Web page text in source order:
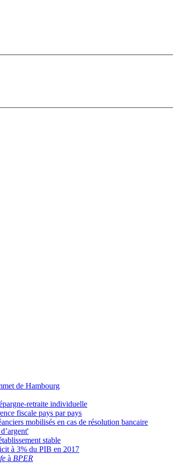
de Hambourg
retraite individuelle
fiscale pays par pays
mobilisés en cas de résolution bancaire
stable
à 3% du PIB en 2017
à BPER